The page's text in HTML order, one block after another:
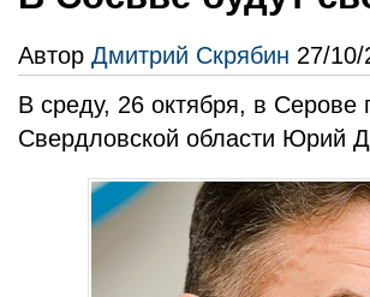
Автор Дмитрий Скрябин 27/
В среду, 26 октября, в
Свердловской области Юрий